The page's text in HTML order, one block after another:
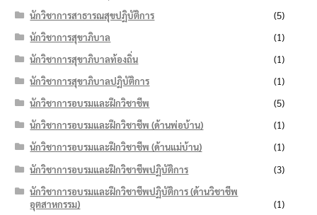
นักวิชาการสาธารณสุขปฏิบัติการ
(5)
นักวิชาการสุขาภิบาล
(1)
นักวิชาการสุขาภิบาลท้องถิ่น
(1)
นักวิชาการสุขาภิบาลปฏิบัติการ
(1)
นักวิชาการอบรมและฝึกวิชาชีพ
(5)
นักวิชาการอบรมและฝึกวิชาชีพ (ด้านพ่อบ้าน)
(1)
นักวิชาการอบรมและฝึกวิชาชีพ (ด้านแม่บ้าน)
(1)
นักวิชาการอบรมและฝึกวิชาชีพปฏิบัติการ
(3)
นักวิชาการอบรมและฝึกวิชาชีพปฏิบัติการ (ด้านวิชาชีพ
อุตสาหกรรม)
(1)